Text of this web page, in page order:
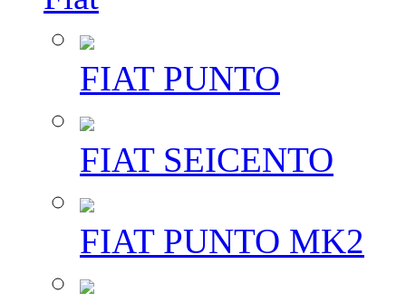
FIAT PUNTO
FIAT SEICENTO
FIAT PUNTO MK2